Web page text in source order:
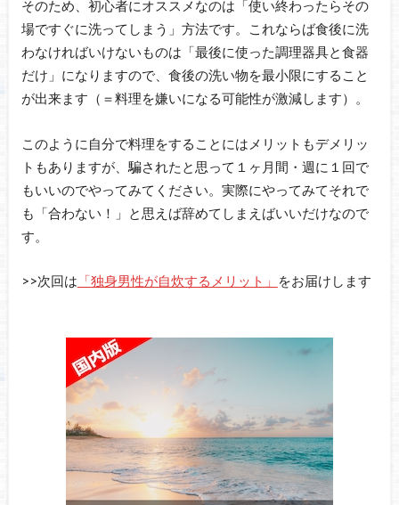
そのため、初心者にオススメなのは「使い終わったらその
場ですぐに洗ってしまう」方法です。これならば食後に洗
わなければいけないものは「最後に使った調理器具と食器
だけ」になりますので、食後の洗い物を最小限にすること
が出来ます（＝料理を嫌いになる可能性が激減します）。
このように自分で料理をすることにはメリットもデメリッ
トもありますが、騙されたと思って１ヶ月間・週に１回で
もいいのでやってみてください。実際にやってみてそれで
も「合わない！」と思えば辞めてしまえばいいだけなので
す。
>>次回は 「独身男性が自炊するメリット」 をお届けします